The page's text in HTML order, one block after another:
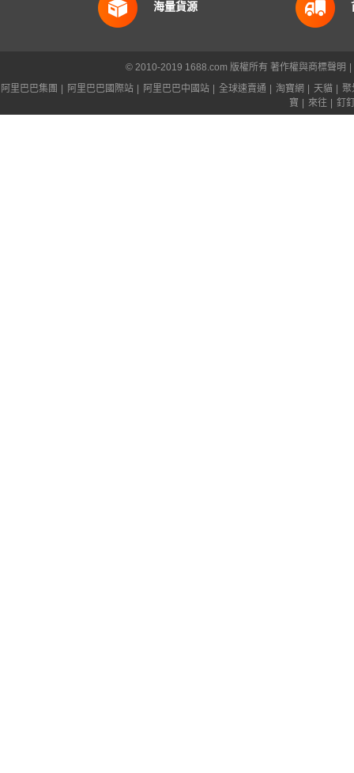
海量貨源
© 2010-2019 1688.com 版權所有 著作權與商標聲明
阿里巴巴集團
阿里巴巴國際站 阿里巴巴中國站 全球速賣通 淘寶網 天貓
聚
寶
來往 釘